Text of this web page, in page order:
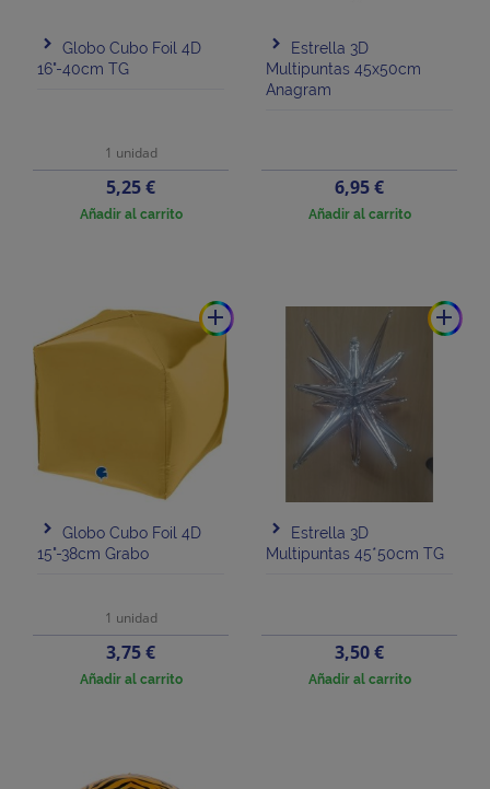
Globo Cubo Foil 4D
16"-40cm TG
1 unidad
Precio
5,25 €
Añadir al carrito
Estrella 3D
Multipuntas 45x50cm
Anagram
Precio
6,95 €
Añadir al carrito
add
Globo Cubo Foil 4D
15"-38cm Grabo
1 unidad
Precio
3,75 €
Añadir al carrito
add
Estrella 3D
Multipuntas 45*50cm TG
Precio
3,50 €
Añadir al carrito